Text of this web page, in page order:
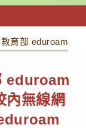
育部 eduroam
eduroam
內無線網